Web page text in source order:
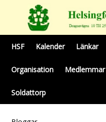
HSF Kalender Länkar
Organisation Medlemmar
Soldattorp